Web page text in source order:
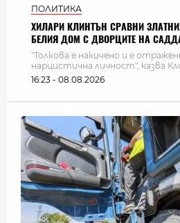
ПОЛИТИКА
ХИЛАРИ КЛИНТЪН СРАВНИ
БЕЛИЯ ДОМ С ДВОРЦИТЕ НА
"Толкова е накичено и е
нарцистична личност", казва
16:23 - 08.08.2026